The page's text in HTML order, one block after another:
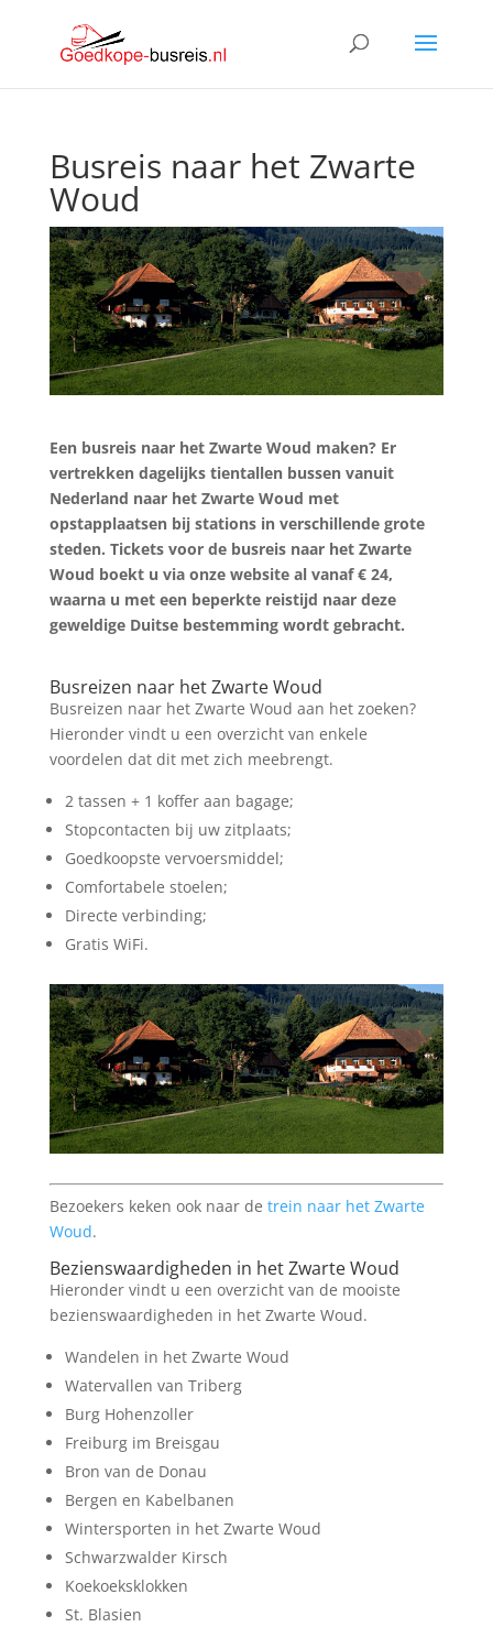
Busreis naar het Zwarte
Woud
Een busreis naar het Zwarte Woud maken? Er
vertrekken dagelijks tientallen bussen vanuit
Nederland naar het Zwarte Woud met
opstapplaatsen bij stations in verschillende grote
steden. Tickets voor de busreis naar het Zwarte
Woud boekt u via onze website al vanaf € 24,
waarna u met een beperkte reistijd naar deze
geweldige Duitse bestemming wordt gebracht.
Busreizen naar het Zwarte Woud
Busreizen naar het Zwarte Woud aan het zoeken?
Hieronder vindt u een overzicht van enkele
voordelen dat dit met zich meebrengt.
2 tassen + 1 koffer aan bagage;
Stopcontacten bij uw zitplaats;
Goedkoopste vervoersmiddel;
Comfortabele stoelen;
Directe verbinding;
Gratis WiFi.
Bezoekers keken ook naar de trein naar het Zwarte
Woud.
Bezienswaardigheden in het Zwarte Woud
Hieronder vindt u een overzicht van de mooiste
bezienswaardigheden in het Zwarte Woud.
Wandelen in het Zwarte Woud
Watervallen van Triberg
Burg Hohenzoller
Freiburg im Breisgau
Bron van de Donau
Bergen en Kabelbanen
Wintersporten in het Zwarte Woud
Schwarzwalder Kirsch
Koekoeksklokken
St. Blasien